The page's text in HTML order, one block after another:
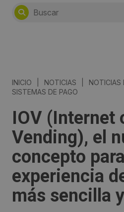
INICIO NOTICIAS NOTICIAS
SISTEMAS DE PAGO
IOV (Internet
Vending), el
concepto
experiencia
más sencilla